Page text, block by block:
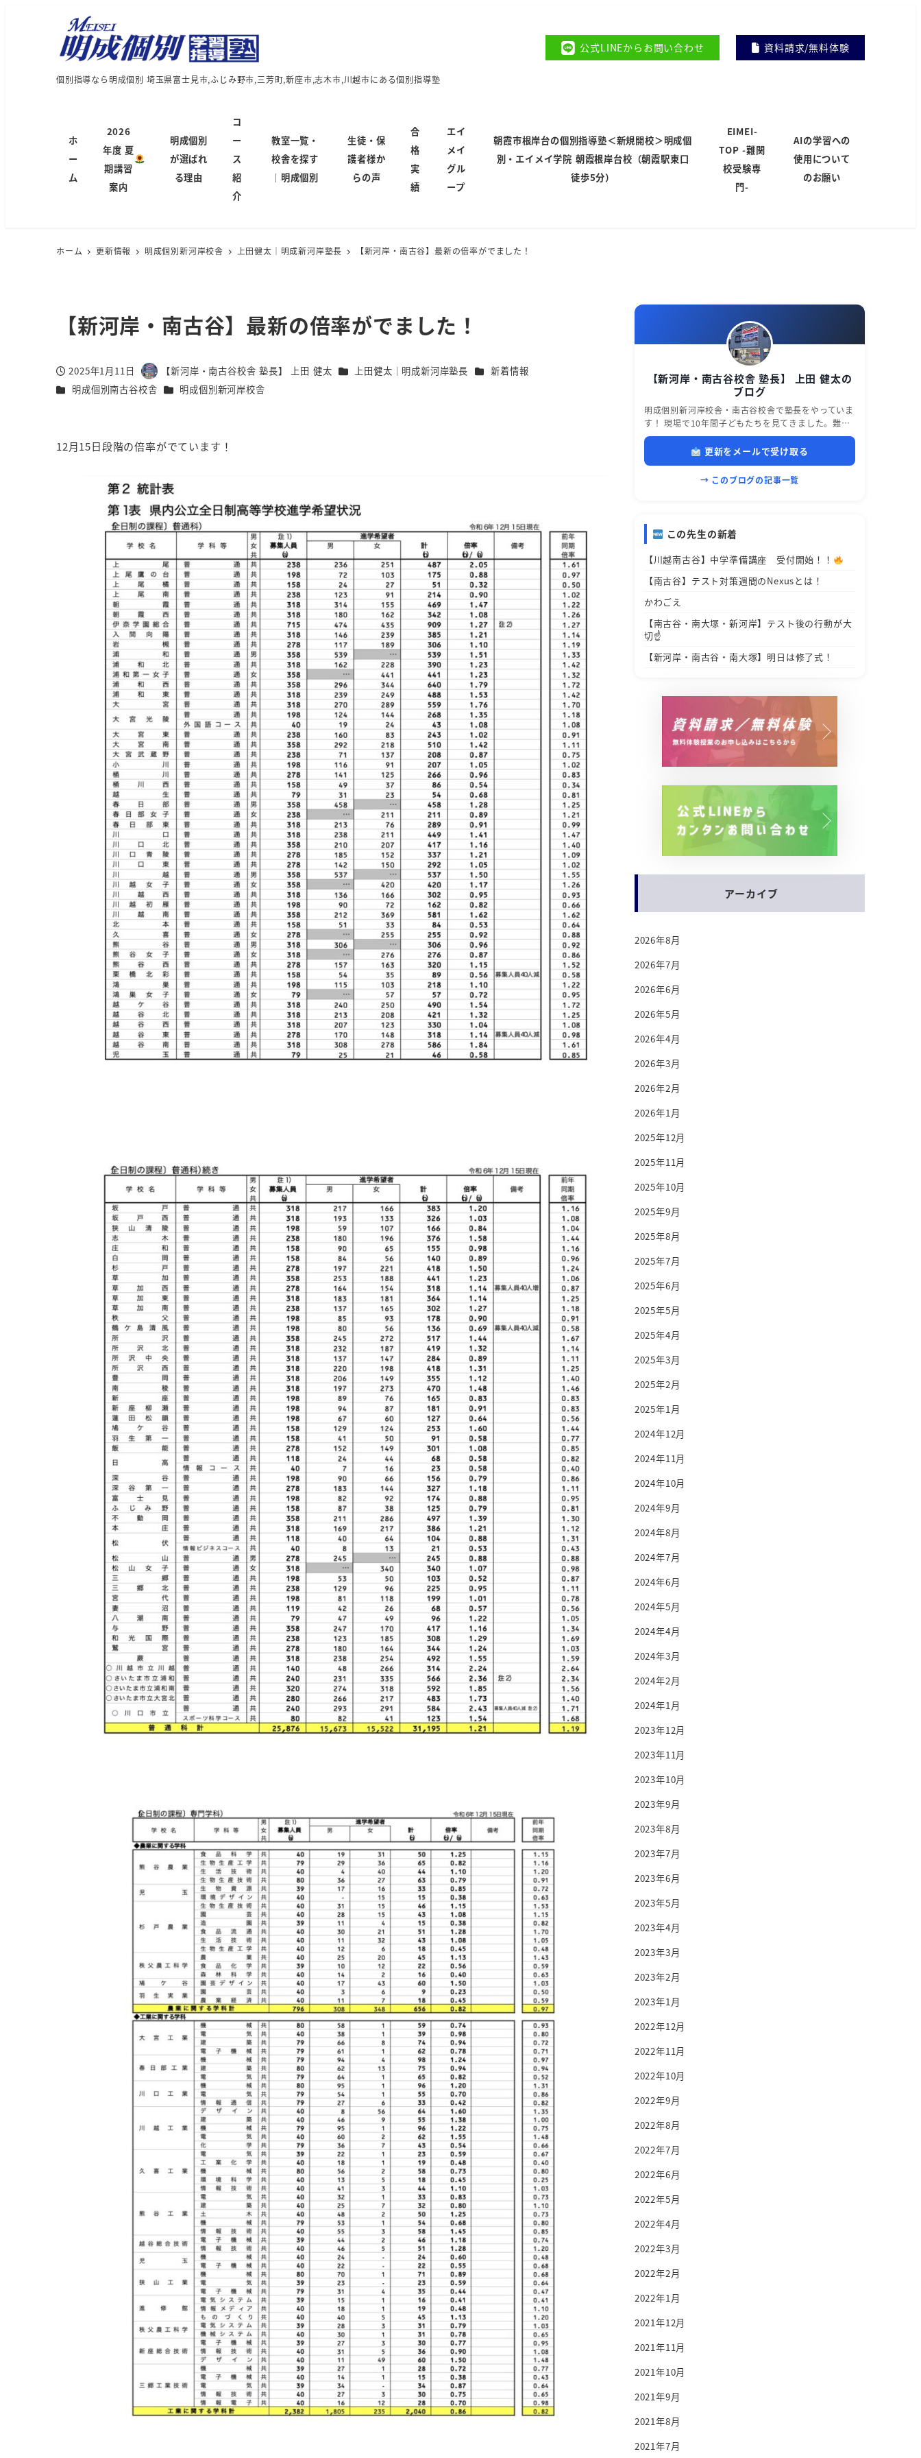
個別指導なら明成個別 埼玉県富士見市,ふじみ野市,三芳町,新座市,志木市,川越市にある個別指導塾
公式LINEからお問い合わせ 資料請求/無料体験
ホ
ー
ム
2026
年度 夏
期講習
案内
明成個別
が選ばれ
る理由
コ
ー
ス
紹
介
教室一覧・
校舎を探す
｜明成個別
生徒・保
護者様か
らの声
合
格
実
績
エイ
メイ
グル
ープ
朝霞市根岸台の個別指導塾＜新規開校＞明成個
別・エイメイ学院 朝霞根岸台校（朝霞駅東口
徒歩5分）
EIMEI-
TOP -難関
校受験専
門-
AIの学習への
使用について
のお願い
ホーム 更新情報 明成個別新河岸校舎 上田健太｜明成新河岸塾長 【新河岸・南古谷】最新の倍率がでました！
【新河岸・南古谷】最新の倍率がでました！
投稿日
2025年1月11日
著
者
【新河岸・南古谷校舎 塾長】 上田 健太 カテゴリー
上田健太｜明成新河岸塾長 カテゴリー
新着情報
カテゴリー
明成個別南古谷校舎 カテゴリー
明成個別新河岸校舎
12月15日段階の倍率がでています！
【新河岸・南古谷校舎 塾長】 上田 健太の
ブログ
明成個別新河岸校舎・南古谷校舎で塾長をやっていま
す！ 現場で10年間子どもたちを見てきました。難…
更新をメールで受け取る
→ このブログの記事一覧
この先生の新着
【川越南古谷】中学準備講座 受付開始！！
【南古谷】テスト対策週間のNexusとは！
かわごえ
【南古谷・南大塚・新河岸】テスト後の行動が大
切☝️
【新河岸・南古谷・南大塚】明日は修了式！
アーカイブ
2026年8月
2026年7月
2026年6月
2026年5月
2026年4月
2026年3月
2026年2月
2026年1月
2025年12月
2025年11月
2025年10月
2025年9月
2025年8月
2025年7月
2025年6月
2025年5月
2025年4月
2025年3月
2025年2月
2025年1月
2024年12月
2024年11月
2024年10月
2024年9月
2024年8月
2024年7月
2024年6月
2024年5月
2024年4月
2024年3月
2024年2月
2024年1月
2023年12月
2023年11月
2023年10月
2023年9月
2023年8月
2023年7月
2023年6月
2023年5月
2023年4月
2023年3月
2023年2月
2023年1月
2022年12月
2022年11月
2022年10月
2022年9月
2022年8月
2022年7月
2022年6月
2022年5月
2022年4月
2022年3月
2022年2月
2022年1月
2021年12月
2021年11月
2021年10月
2021年9月
2021年8月
2021年7月